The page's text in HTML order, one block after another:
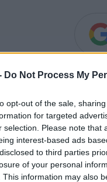
Do Not Process My
opt-out of the sale,
for targeted
selection. Please note
interest-based ads
to third parties
of your personal
This information may also
magát.
egészségügyi
arról,